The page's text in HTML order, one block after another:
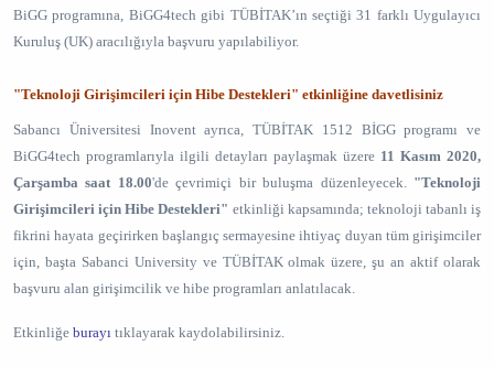
BiGG programına, BiGG4tech gibi TÜBİTAK’ın seçtiği 31 farklı Uygulayıcı
Kuruluş (UK) aracılığıyla başvuru yapılabiliyor.
"Teknoloji Girişimcileri için Hibe Destekleri" etkinliğine davetlisiniz
Sabancı Üniversitesi Inovent ayrıca, TÜBİTAK 1512 BİGG programı ve
BiGG4tech programlarıyla ilgili detayları paylaşmak üzere 11 Kasım 2020,
Çarşamba saat 18.00'de çevrimiçi bir buluşma düzenleyecek. "Teknoloji
Girişimcileri için Hibe Destekleri" etkinliği kapsamında; teknoloji tabanlı iş
fikrini hayata geçirirken başlangıç sermayesine ihtiyaç duyan tüm girişimciler
için, başta Sabanci University ve TÜBİTAK olmak üzere, şu an aktif olarak
başvuru alan girişimcilik ve hibe programları anlatılacak.
Etkinliğe burayı tıklayarak kaydolabilirsiniz.